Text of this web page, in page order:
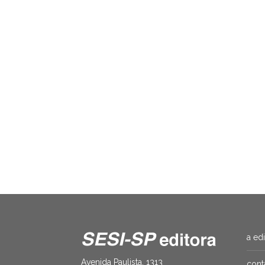
Avenida Paulista, 1313
a